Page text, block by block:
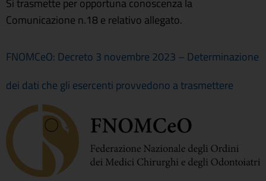
Si trasmette per opportuna conoscenza la
Comunicazione n.18 e relativo allegato.
FNOMCeO: Decreto 3 novembre 2023 – Determinazione
dei dati che gli esercenti provvedono a trasmettere